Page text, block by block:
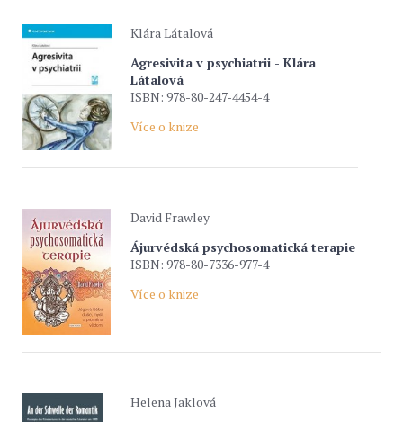
Klára Látalová
Agresivita v psychiatrii - Klára
Látalová
ISBN: 978-80-247-4454-4
Více o knize
David Frawley
Ájurvédská psychosomatická terapie
ISBN: 978-80-7336-977-4
Více o knize
Helena Jaklová